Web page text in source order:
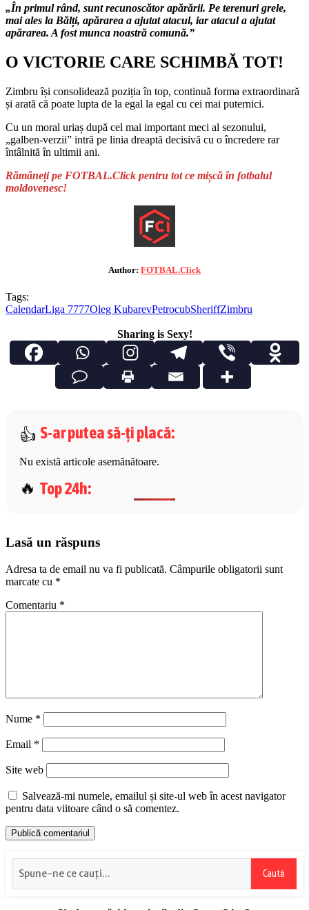
„În primul rând, sunt recunoscător apărării. Pe terenuri grele,
mai ales la Bălți, apărarea a ajutat atacul, iar atacul a ajutat
apărarea. A fost munca noastră comună.”
O VICTORIE CARE SCHIMBĂ TOT!
Zimbru își consolidează poziția în top, continuă forma extraordinară
și arată că poate lupta de la egal la egal cu cei mai puternici.
Cu un moral uriaș după cel mai important meci al sezonului,
„galben-verzii” intră pe linia dreaptă decisivă cu o încredere rar
întâlnită în ultimii ani.
Rămâneți pe FOTBAL.Click pentru tot ce mișcă în fotbalul
moldovenesc!
Author: FOTBAL.Click
Tags:
CalendarLiga 7777Oleg KubarevPetrocubSheriffZimbru
Sharing is Sexy!
S-ar putea să-ți placă:
Nu există articole asemănătoare.
Top 24h:
Lasă un răspuns
Adresa ta de email nu va fi publicată. Câmpurile obligatorii sunt
marcate cu *
Comentariu *
Nume *
Email *
Site web
Salvează-mi numele, emailul și site-ul web în acest navigator
pentru data viitoare când o să comentez.
Caută